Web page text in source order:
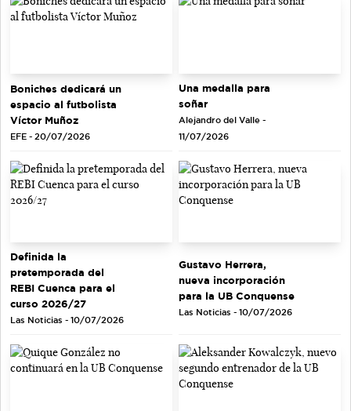
Boniches dedicará un
espacio al futbolista
Víctor Muñoz
EFE - 20/07/2026
Una medalla para
soñar
Alejandro del Valle -
11/07/2026
Definida la
pretemporada del
REBI Cuenca para el
curso 2026/27
Las Noticias - 10/07/2026
Gustavo Herrera,
nueva incorporación
para la UB Conquense
Las Noticias - 10/07/2026